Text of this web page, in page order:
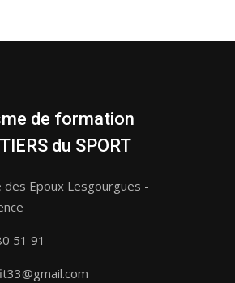
de formation
du SPORT
des Epoux Lesgourgues -
51 91